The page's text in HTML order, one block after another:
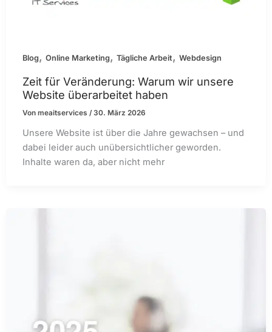
Blog,Online Marketing,Tägliche Arbeit,Webdesign
Zeit für Veränderung: Warum wir unsere
Website überarbeitet haben
Vonmeaitservices/30. März 2026
Unsere Website ist über die Jahre gewachsen – und
dabei leider auch unübersichtlicher geworden.
Inhalte waren da, aber nicht mehr